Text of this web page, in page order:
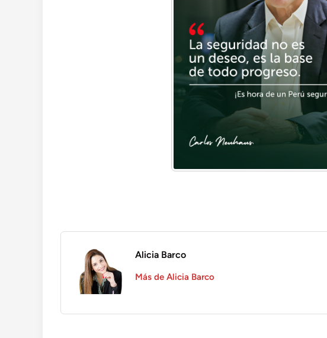
Alicia Barco
Más de Alicia Barco